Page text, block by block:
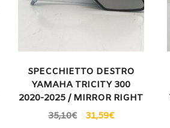
SPECCHIETTO DESTRO
YAMAHA TRICITY 300
2020-2025 / MIRROR RIGHT
35,10€ 31,59€